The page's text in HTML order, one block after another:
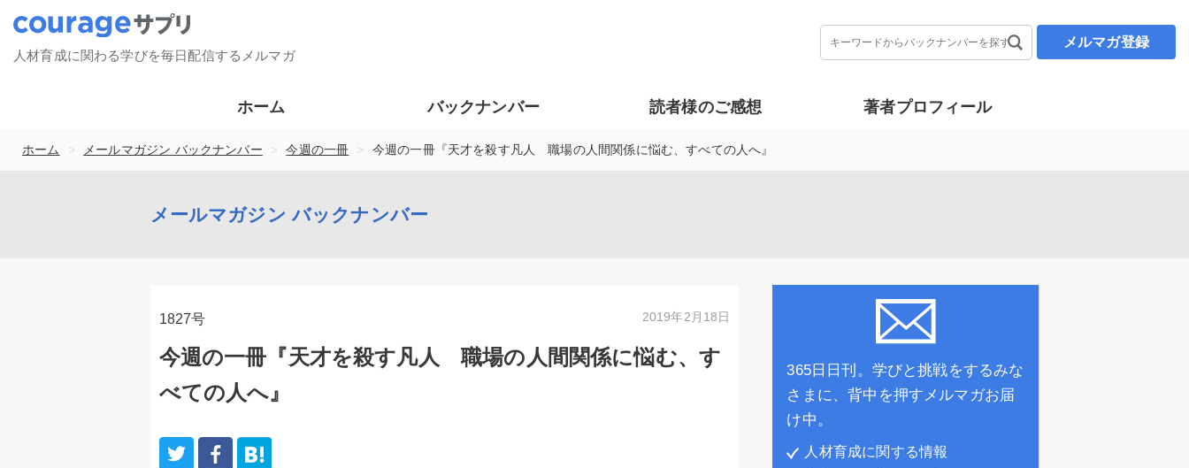
人材育成に関わる学びを毎日配信するメルマガ
メルマガ登録
ホーム バックナンバー 読者様のご感想 著者プロフィール
ホーム > メールマガジン バックナンバー > 今週の一冊 > 今週の一冊『天才を殺す凡人 職場の人間関係に悩む、すべての人へ』
メールマガジン バックナンバー
1827号 2019年2月18日
今週の一冊『天才を殺す凡人 職場の人間関係に悩む、す
べての人へ』
365日日刊。学びと挑戦をするみな
さまに、背中を押すメルマガお届
け中。
人材育成に関する情報